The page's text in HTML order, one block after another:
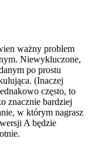
ważny problem
. Niewykluczone,
po prostu
(Inaczej
często, to
znacznie bardziej
w którym nagrasz
A będzie